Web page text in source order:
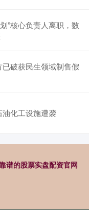
”核心负责人离职，数
破获民生领域制售假
化工设施遭袭
谱的股票实盘配资官网